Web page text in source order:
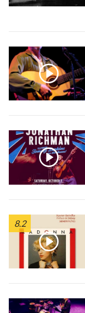
8.2
r
c
h
f
o
r
: